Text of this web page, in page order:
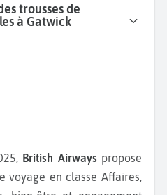
trousses de
à Gatwick
British Airways propose
voyage en classe Affaires,